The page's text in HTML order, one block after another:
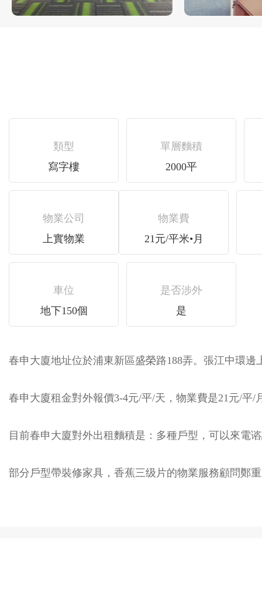
類型
寫字樓
單層麵積
2000平
物業公司
上實物業
物業費
21元/平米•月
車位
地下150個
是否涉外
是
春申大廈地址位於浦東新區盛榮路188弄。張江中環邊
春申大廈租金對外報價3-4元/平/天，物業費是21元/平/
目前春申大廈對外出租麵積是：多種戶型，可以來電
部分戶型帶裝修家具，香蕉三级片的物業服務顧問鄭重